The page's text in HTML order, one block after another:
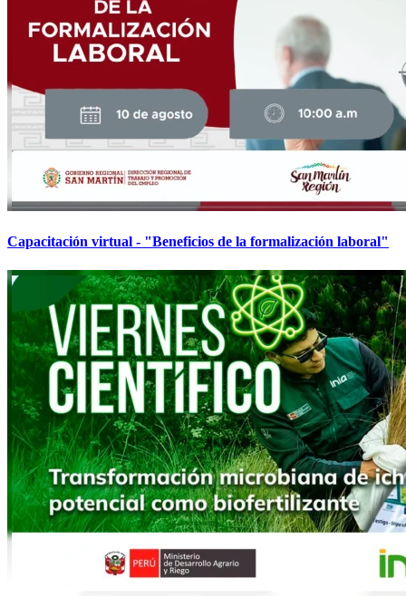
Capacitación virtual - "Beneficios de la formalización laboral"